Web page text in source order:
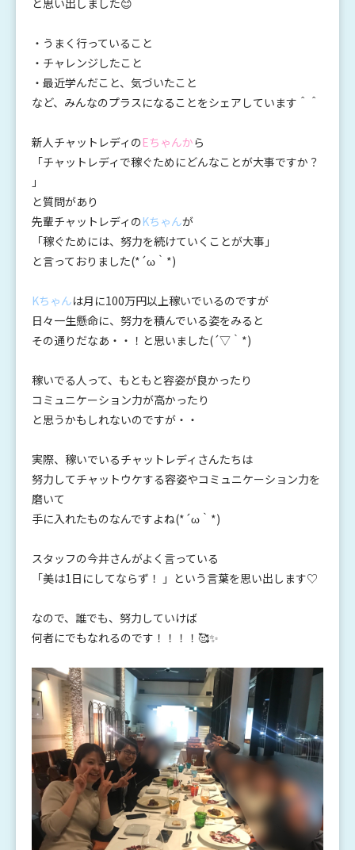
と思い出しました😊
・うまく行っていること
・チャレンジしたこと
・最近学んだこと、気づいたこと
など、みんなのプラスになることをシェアしています＾＾
新人チャットレディのEちゃんから
「チャットレディで稼ぐためにどんなことが大事ですか？
」
と質問があり
先輩チャットレディのKちゃんが
「稼ぐためには、努力を続けていくことが大事」
と言っておりました(*´ω｀*)
Kちゃんは月に100万円以上稼いでいるのですが
日々一生懸命に、努力を積んでいる姿をみると
その通りだなあ・・！と思いました(´▽｀*)
稼いでる人って、もともと容姿が良かったり
コミュニケーション力が高かったり
と思うかもしれないのですが・・
実際、稼いでいるチャットレディさんたちは
努力してチャットウケする容姿やコミュニケーション力を
磨いて
手に入れたものなんですよね(*´ω｀*)
スタッフの今井さんがよく言っている
「美は1日にしてならず！ 」という言葉を思い出します♡
なので、誰でも、努力していけば
何者にでもなれるのです！！！！🥰✨